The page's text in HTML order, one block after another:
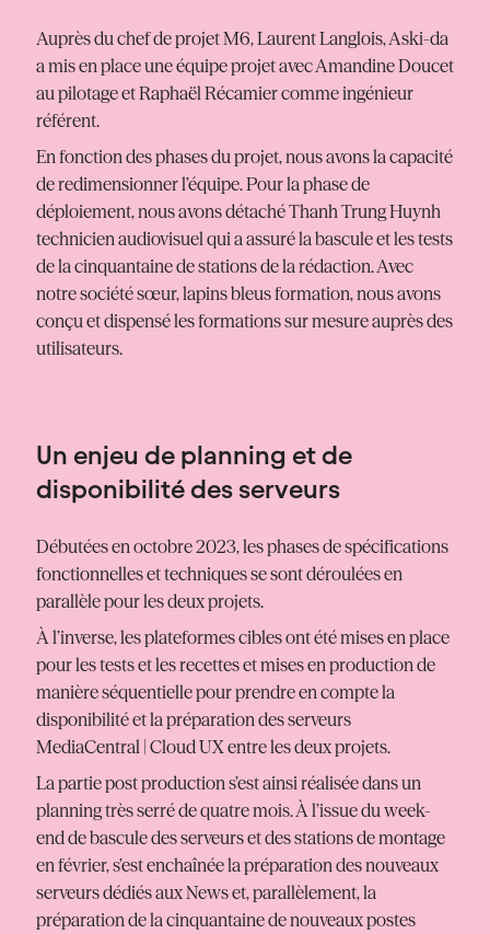
Auprès du chef de projet M6, Laurent Langlois, Aski-da
a mis en place une équipe projet avec Amandine Doucet
au pilotage et Raphaël Récamier comme ingénieur
référent.
En fonction des phases du projet, nous avons la capacité
de redimensionner l’équipe. Pour la phase de
déploiement, nous avons détaché Thanh Trung Huynh
technicien audiovisuel qui a assuré la bascule et les tests
de la cinquantaine de stations de la rédaction. Avec
notre société sœur, lapins bleus formation, nous avons
conçu et dispensé les formations sur mesure auprès des
utilisateurs.
Un enjeu de planning et de
disponibilité des serveurs
Débutées en octobre 2023, les phases de spécifications
fonctionnelles et techniques se sont déroulées en
parallèle pour les deux projets.
À l’inverse, les plateformes cibles ont été mises en place
pour les tests et les recettes et mises en production de
manière séquentielle pour prendre en compte la
disponibilité et la préparation des serveurs
MediaCentral | Cloud UX entre les deux projets.
La partie post production s’est ainsi réalisée dans un
planning très serré de quatre mois. À l’issue du week-
end de bascule des serveurs et des stations de montage
en février, s’est enchaînée la préparation des nouveaux
serveurs dédiés aux News et, parallèlement, la
préparation de la cinquantaine de nouveaux postes